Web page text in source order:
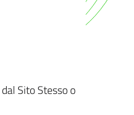
Sito Stesso o